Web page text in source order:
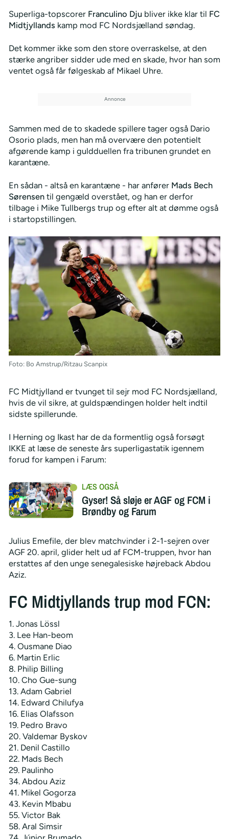
Superliga-topscorer Franculino Djubliver ikke klar til FC
Midtjyllands kamp mod FC Nordsjælland søndag.
Det kommer ikke som den store overraskelse, at den
stærke angriber sidder ude med en skade, hvor han som
ventet også får følgeskab af Mikael Uhre.
Sammen med de to skadede spillere tager også Dario
Osorio plads, men han må overvære den potentielt
afgørende kamp i guldduellen fra tribunen grundet en
karantæne.
En sådan - altså en karantæne - har anfører Mads Bech
Sørensentil gengæld overstået, og han er derfor
tilbage i Mike Tullbergs trup og efter alt at dømme også
i startopstillingen.
Foto: Bo Amstrup/Ritzau Scanpix
FC Midtjylland er tvunget til sejr mod FC Nordsjælland,
hvis de vil sikre, at guldspændingen holder helt indtil
sidste spillerunde.
I Herning og Ikast har de da formentlig også forsøgt
IKKE at læse de seneste års superligastatik igennem
forud for kampen i Farum:
Gyser! Så sløje er AGF og FCM i
Brøndby og Farum
Julius Emefile, der blev matchvinder i 2-1-sejren over
AGF 20. april, glider helt ud af FCM-truppen, hvor han
erstattes af den unge senegalesiske højreback Abdou
Aziz.
FC Midtjyllands trup mod FCN:
1. Jonas Lössl
3. Lee Han-beom
4. Ousmane Diao
6. Martin Erlic
8. Philip Billing
10. Cho Gue-sung
13. Adam Gabriel
14. Edward Chilufya
16. Elias Olafsson
19. Pedro Bravo
20. Valdemar Byskov
21. Denil Castillo
22. Mads Bech
29. Paulinho
34. Abdou Aziz
41. Mikel Gogorza
43. Kevin Mbabu
55. Victor Bak
58. Aral Simsir